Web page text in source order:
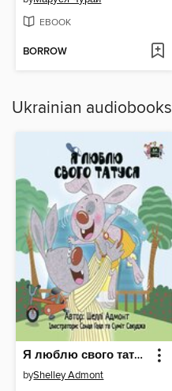
EBOOK
BORROW
Ukrainian audiobooks
Я люблю свого татуся
byShelley Admont